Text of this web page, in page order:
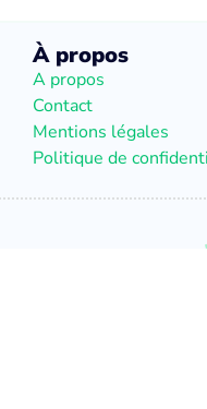
À propos
A propos
Contact
Mentions légales
Politique de